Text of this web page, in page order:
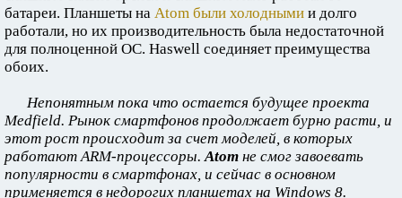
батареи. Планшеты на Atom были холодными и долго
работали, но их производительность была недостаточной
для полноценной ОС. Haswell соединяет преимущества
обоих.
Непонятным пока что остается будущее проекта
Medfield. Рынок смартфонов продолжает бурно расти, и
этот рост происходит за счет моделей, в которых
работают ARM-процессоры.Atom не смог завоевать
популярности в смартфонах, и сейчас в основном
применяется в недорогих планшетах на Windows 8.